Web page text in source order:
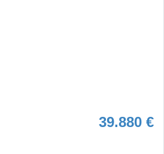
39.880 €